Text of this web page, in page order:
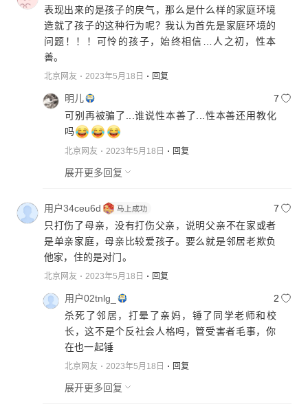
表现出来的是孩子的戾气，那么是什么样的家庭环境
造就了孩子的这种行为呢？我认为首先是家庭环境的
问题！！！可怜的孩子，始终相信…人之初，性本
善。
北京网友 2023年5月18日 回复
明儿
7
可别再被骗了...谁说性本善了...性本善还用教化
吗
北京网友 2023年5月18日 回复
展开更多回复
用户34ceu6d
7
只打伤了母亲，没有打伤父亲，说明父亲不在家或者
是单亲家庭，母亲比较爱孩子。要么就是邻居老欺负
他家，住的是对门。
北京网友 2023年5月18日 回复
用户02tnlg_
2
杀死了邻居，打晕了亲妈，锤了同学老师和校
长，这不是个反社会人格吗，管受害者毛事，你
在也一起锤
北京网友 2023年5月18日 回复
展开更多回复